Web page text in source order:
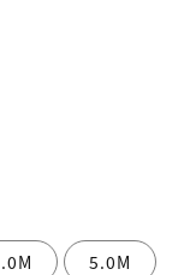
5.0M